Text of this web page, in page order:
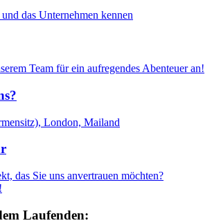
das Unternehmen kennen
Team für ein aufregendes Abenteuer an!
London, Mailand
das Sie uns anvertrauen möchten?
Laufenden: